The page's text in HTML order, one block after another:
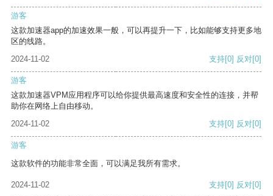
游客
这款加速器app的加速效果一般，可以再提升一下，比如能够支持更多地
区的线路。
2024-11-02
支持[0] 反对[0]
游客
这款加速器VPM应用程序可以给你提供最高速度和安全性的连接，并帮
助你在网络上自由移动。
2024-11-02
支持[0] 反对[0]
游客
这款软件的功能非常全面，可以满足我所有需求。
2024-11-02 支持[0] 反对[0]